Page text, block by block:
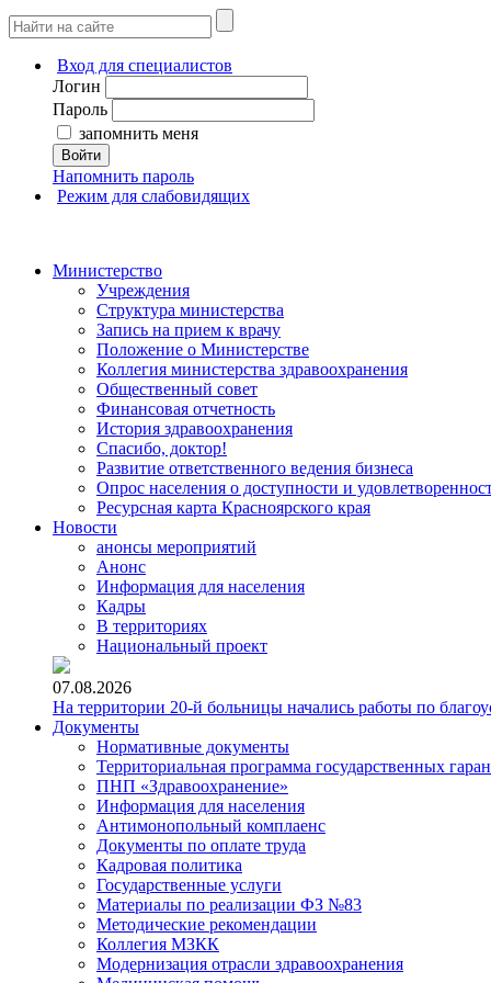
Вход для специалистов
Логин
Пароль
запомнить меня
Войти
Напомнить пароль
Режим для слабовидящих
Министерство
Учреждения
Структура министерства
Запись на прием к врачу
Положение о Министерстве
Коллегия министерства здравоохранения
Общественный совет
Финансовая отчетность
История здравоохранения
Спасибо, доктор!
Развитие ответственного ведения бизнеса
Опрос населения о доступности и
Ресурсная карта Красноярского края
Новости
анонсы мероприятий
Анонс
Информация для населения
Кадры
В территориях
Национальный проект
07.08.2026
На территории 20-й больницы начались работы по
Документы
Нормативные документы
Территориальная программа государственных
ПНП «Здравоохранение»
Информация для населения
Антимонопольный комплаенс
Документы по оплате труда
Кадровая политика
Государственные услуги
Материалы по реализации ФЗ №83
Методические рекомендации
Коллегия МЗКК
Модернизация отрасли здравоохранения